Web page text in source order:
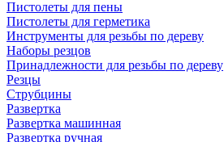
Пистолеты для пены
Пистолеты для герметика
Инструменты для резьбы по дереву
Наборы резцов
Принадлежности для резьбы по дереву
Резцы
Струбцины
Развертка
Развертка машинная
Развертка ручная